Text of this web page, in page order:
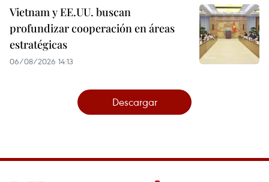
Vietnam y EE.UU. buscan
profundizar cooperación en áreas
estratégicas
06/08/2026 14:13
Descargar